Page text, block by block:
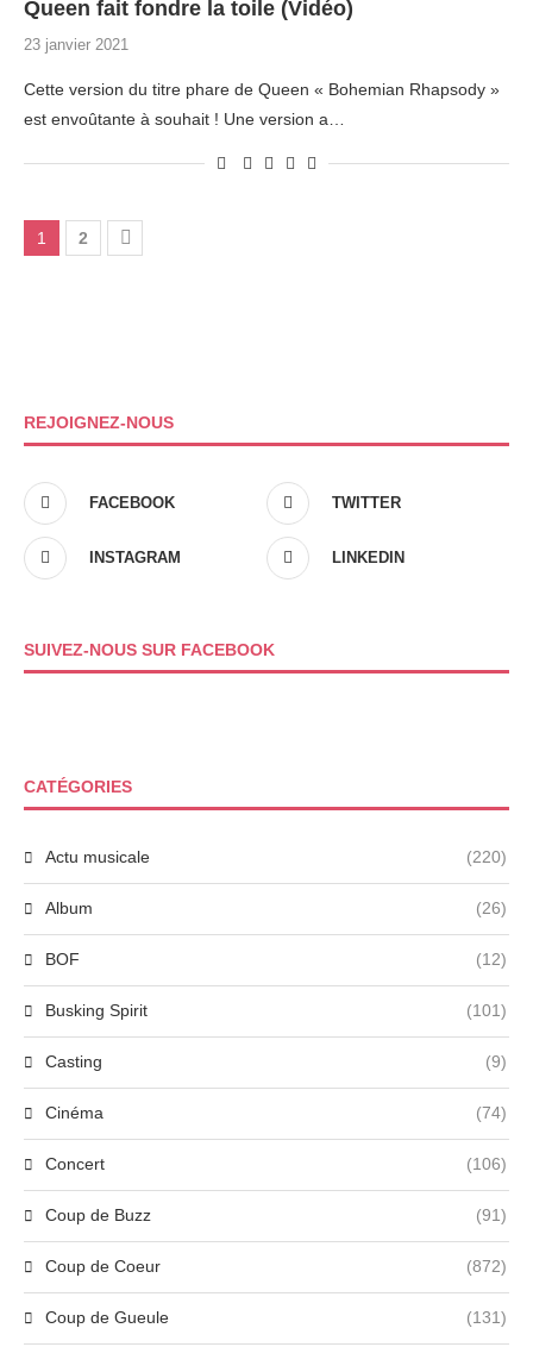
Queen fait fondre la toile (Vidéo)
23 janvier 2021
Cette version du titre phare de Queen « Bohemian Rhapsody »
est envoûtante à souhait ! Une version a…
1 2
REJOIGNEZ-NOUS
FACEBOOK TWITTER
INSTAGRAM LINKEDIN
SUIVEZ-NOUS SUR FACEBOOK
CATÉGORIES
Actu musicale (220)
Album (26)
BOF (12)
Busking Spirit (101)
Casting (9)
Cinéma (74)
Concert (106)
Coup de Buzz (91)
Coup de Coeur (872)
Coup de Gueule (131)